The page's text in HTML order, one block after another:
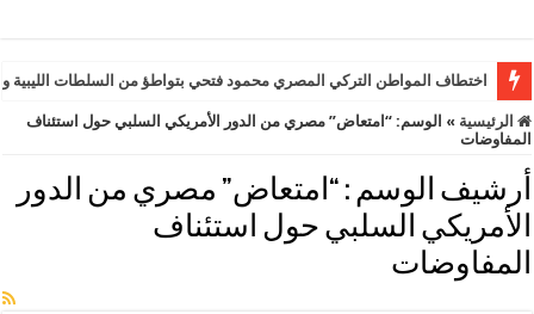
اختطاف المواطن التركي المصري محمود فتحي بتواطؤ من السلطات
الرئيسية » الوسم: “امتعاض” مصري من الدور الأمريكي السلبي حول استئناف
المفاوضات
أرشيف الوسم : “امتعاض” مصري من الدور
الأمريكي السلبي حول استئناف
المفاوضات